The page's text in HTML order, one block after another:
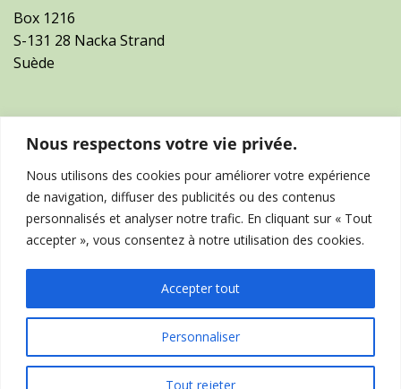
Nous respectons votre vie privée.
Nous utilisons des cookies pour améliorer votre expérience
de navigation, diffuser des publicités ou des contenus
personnalisés et analyser notre trafic. En cliquant sur « Tout
accepter », vous consentez à notre utilisation des cookies.
Personnaliser
Tout rejeter
Accepter tout
Box 1216
S-131 28 Nacka Strand
Suède
SUIVEZ-NOUS SUR LES RÉSEAUX SOCIAUX